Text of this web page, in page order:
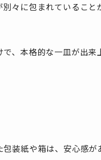
々に包まれていること
、本格的な一皿が出来
装紙や箱は、安心感が